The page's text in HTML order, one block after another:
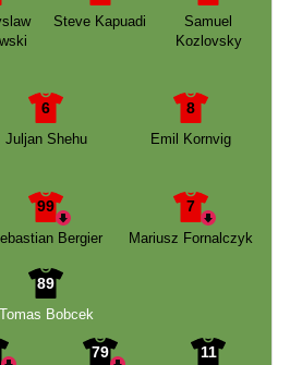
Steve Kapuadi
Samuel
Kozlovsky
6
Juljan Shehu
8
Emil Kornvig
99
Bergier
7
Mariusz Fornalczyk
89
Tomas Bobcek
79
11